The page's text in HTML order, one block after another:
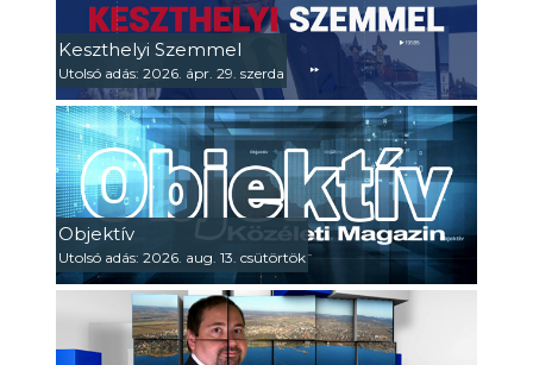
Keszthelyi Szemmel
Utolsó adás: 2026. ápr. 29. szerda
Objektív
Utolsó adás: 2026. aug. 13. csütörtök